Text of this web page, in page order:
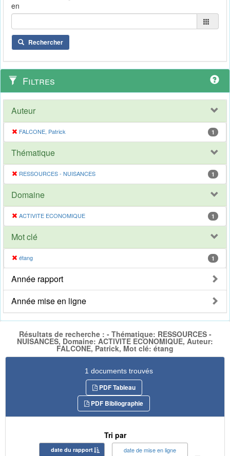
en
Rechercher
Filtres
Auteur
FALCONE, Patrick 1
Thématique
RESSOURCES - NUISANCES 1
Domaine
ACTIVITE ECONOMIQUE 1
Mot clé
étang 1
Année rapport
Année mise en ligne
Résultats de recherche : - Thématique: RESSOURCES -
NUISANCES, Domaine: ACTIVITE ECONOMIQUE, Auteur:
FALCONE, Patrick, Mot clé: étang
1 documents trouvés
PDF Tableau
PDF Bibliographie
Tri par
date du rapport date de mise en ligne